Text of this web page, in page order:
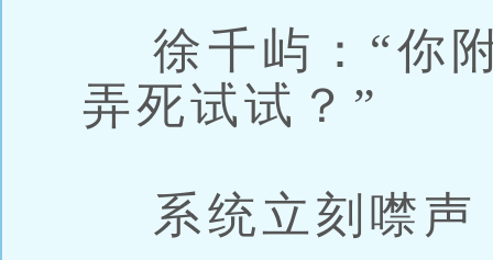
徐千屿：“你
弄死试试？”
系统立刻噤声